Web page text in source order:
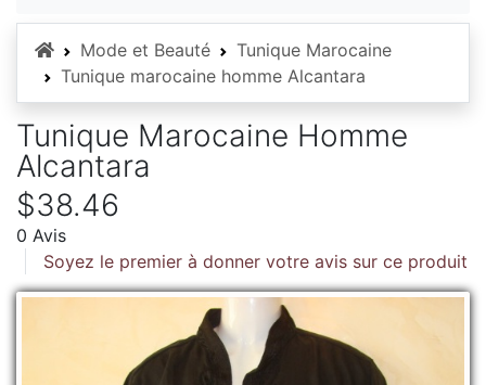
AccueilMode et Beauté
Tunique Marocaine
Tunique marocaine homme Alcantara
Tunique Marocaine Homme
Alcantara
$38.46
0 Avis
Soyez le premier à donner votre avis sur ce produit